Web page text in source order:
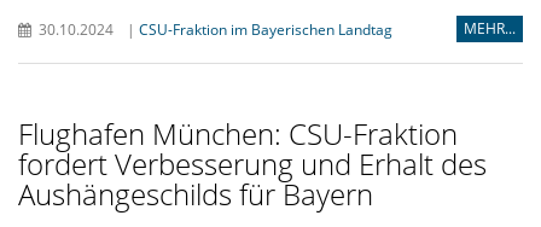
30.10.2024 | CSU-Fraktion im Bayerischen Landtag MEHR...
Flughafen München: CSU-Fraktion
fordert Verbesserung und Erhalt des
Aushängeschilds für Bayern